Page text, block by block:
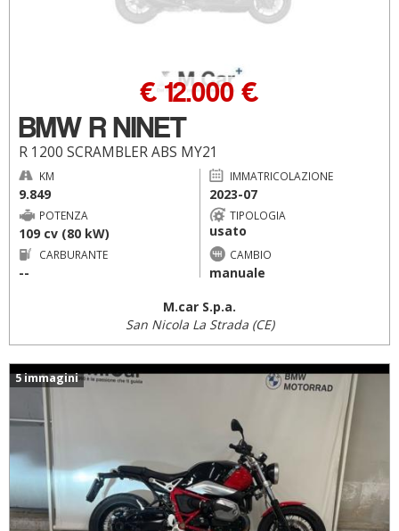
BMW R NINET
R 1200 SCRAMBLER ABS MY21
€ 12.000 €
KM
9.849
IMMATRICOLAZIONE
2023-07
POTENZA
109 cv (80 kW)
TIPOLOGIA
usato
CARBURANTE
--
CAMBIO
manuale
M.car S.p.a.
San Nicola La Strada (CE)
5 immagini